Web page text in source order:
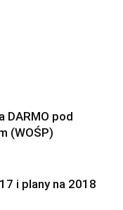
DARMO pod
(WOŚP)
i plany na 2018